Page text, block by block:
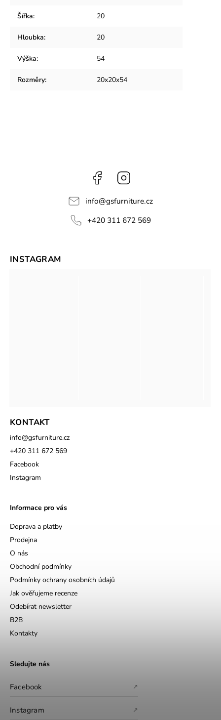
Šířka: 20
Hloubka: 20
Výška: 54
Rozměry: 20x20x54
Facebook
info@gsfurniture.cz
+420 311 672 569
KONTAKT
info@gsfurniture.cz
+420 311 672 569
Facebook
Instagram
Informace pro vás
Doprava a platby
Prodejna
O nás
Obchodní podmínky
Podmínky ochrany osobních údajů
Jak ověřujeme recenze
Odebírat newsletter
B2B
Kontakty
INSTAGRAM
Sledujte nás
Facebook ↗
Instagram ↗